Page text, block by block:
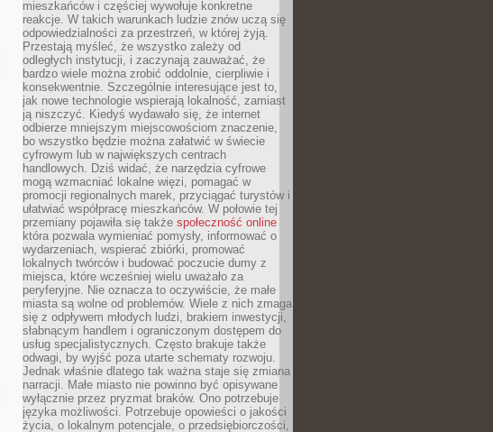
mieszkańców i częściej wywołuje konkretne
reakcje. W takich warunkach ludzie znów uczą się
odpowiedzialności za przestrzeń, w której żyją.
Przestają myśleć, że wszystko zależy od
odległych instytucji, i zaczynają zauważać, że
bardzo wiele można zrobić oddolnie, cierpliwie i
konsekwentnie. Szczególnie interesujące jest to,
jak nowe technologie wspierają lokalność, zamiast
ją niszczyć. Kiedyś wydawało się, że internet
odbierze mniejszym miejscowościom znaczenie,
bo wszystko będzie można załatwić w świecie
cyfrowym lub w największych centrach
handlowych. Dziś widać, że narzędzia cyfrowe
mogą wzmacniać lokalne więzi, pomagać w
promocji regionalnych marek, przyciągać turystów i
ułatwiać współpracę mieszkańców. W połowie tej
przemiany pojawiła się także społeczność online
która pozwala wymieniać pomysły, informować o
wydarzeniach, wspierać zbiórki, promować
lokalnych twórców i budować poczucie dumy z
miejsca, które wcześniej wielu uważało za
peryferyjne. Nie oznacza to oczywiście, że małe
miasta są wolne od problemów. Wiele z nich zmaga
się z odpływem młodych ludzi, brakiem inwestycji,
słabnącym handlem i ograniczonym dostępem do
usług specjalistycznych. Często brakuje także
odwagi, by wyjść poza utarte schematy rozwoju.
Jednak właśnie dlatego tak ważna staje się zmiana
narracji. Małe miasto nie powinno być opisywane
wyłącznie przez pryzmat braków. Ono potrzebuje
języka możliwości. Potrzebuje opowieści o jakości
życia, o lokalnym potencjale, o przedsiębiorczości,